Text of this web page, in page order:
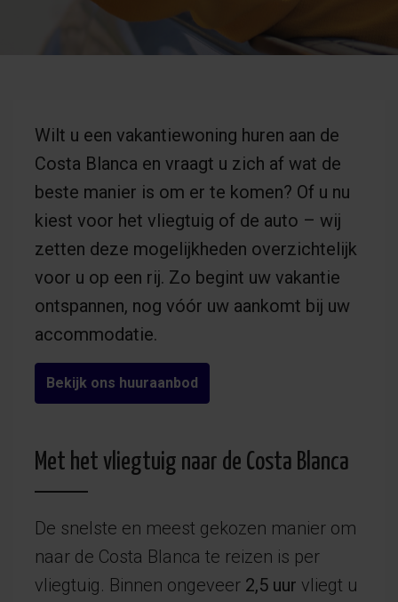
Wilt u een vakantiewoning huren aan de
Costa Blanca en vraagt u zich af wat de
beste manier is om er te komen? Of u nu
kiest voor het vliegtuig of de auto – wij
zetten deze mogelijkheden overzichtelijk
voor u op een rij. Zo begint uw vakantie
ontspannen, nog vóór uw aankomt bij uw
accommodatie.
Bekijk ons huuraanbod
Met het vliegtuig naar de Costa Blanca
De snelste en meest gekozen manier om
naar de Costa Blanca te reizen is per
vliegtuig. Binnen ongeveer 2,5 uur vliegt u